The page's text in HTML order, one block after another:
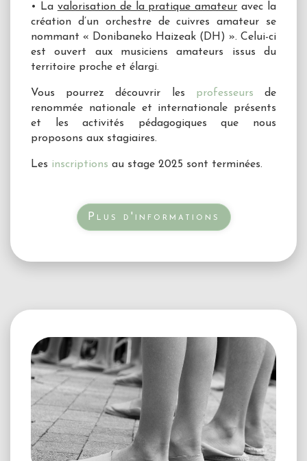
• La valorisation de la pratique amateur avec la
création d’un orchestre de cuivres amateur se
nommant « Donibaneko Haizeak (DH) ». Celui-ci
est ouvert aux musiciens amateurs issus du
territoire proche et élargi.
Vous pourrez découvrir les professeurs de
renommée nationale et internationale présents
et les activités pédagogiques que nous
proposons aux stagiaires.
Les inscriptions au stage 2025 sont terminées.
Plus d'informations